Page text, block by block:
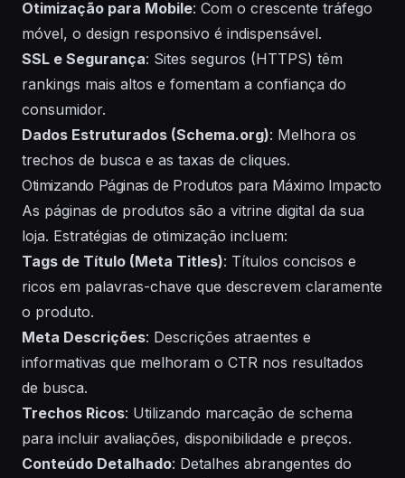
Otimização para Mobile: Com o crescente tráfego
móvel, o design responsivo é indispensável.
SSL e Segurança: Sites seguros (HTTPS) têm
rankings mais altos e fomentam a confiança do
consumidor.
Dados Estruturados (Schema.org): Melhora os
trechos de busca e as taxas de cliques.
Otimizando Páginas de Produtos para Máximo Impacto
As páginas de produtos são a vitrine digital da sua
loja. Estratégias de otimização incluem:
Tags de Título (Meta Titles): Títulos concisos e
ricos em palavras-chave que descrevem claramente
o produto.
Meta Descrições: Descrições atraentes e
informativas que melhoram o CTR nos resultados
de busca.
Trechos Ricos: Utilizando marcação de schema
para incluir avaliações, disponibilidade e preços.
Conteúdo Detalhado: Detalhes abrangentes do